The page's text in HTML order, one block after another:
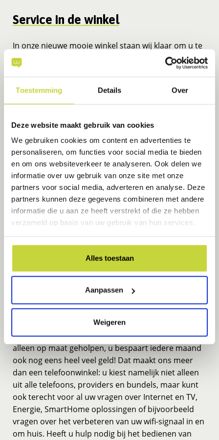
Toestemming Details Over
Deze website maakt gebruik van cookies
We gebruiken cookies om content en advertenties te
personaliseren, om functies voor social media te bieden
en om ons websiteverkeer te analyseren. Ook delen we
informatie over uw gebruik van onze site met onze
partners voor social media, adverteren en analyse. Deze
partners kunnen deze gegevens combineren met andere
informatie die u aan ze heeft verstrekt of die ze hebben
verzameld op basis van uw gebruik van hun services.
Alles toestaan
Aanpassen
Weigeren
Service in de winkel
In onze nieuwe mooie winkel staan wij klaar om u te
adviseren over een abonnement dat past bij uw
behoeftes, al dan niet met telefoon of tablet.
servicevragen over uw telefoon of tablet. We
hebben een uitgebreid assortiment aan accessoires,
kopen, een mooie audiobox of zelfs een smartwatch
kunt aanschaffen.
Zakelijk
Zakelijke klanten kunnen ook bij ons terecht voor
VoIP. Naast een uitgebreid aanbod aan producten
en diensten mag u ook verwachten van ons dat wij
de werkervaring die wij reeds hebben opgedaan bij
op al uw vragen, wat uiteindelijk zal resulteren in
Meer dan een telefoonwinkel
Met de juiste combinatie van producten bent u niet
alleen op maat geholpen, u bespaart iedere maand
ook nog eens heel veel geld! Dat maakt ons meer
dan een telefoonwinkel: u kiest namelijk niet alleen
uit alle telefoons, providers en bundels, maar kunt
ook terecht voor al uw vragen over Internet en TV,
Energie, SmartHome oplossingen of bijvoorbeeld
vragen over het verbeteren van uw wifi-signaal in en
om huis. Heeft u hulp nodig bij het bedienen van